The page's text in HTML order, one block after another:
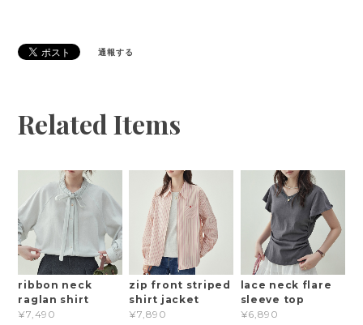
通報する
Related Items
ribbon neck
raglan shirt
¥7,490
zip front striped
shirt jacket
¥7,890
lace neck flare
sleeve top
¥6,890